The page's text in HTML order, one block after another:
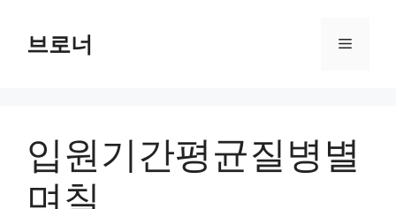
브로너 메
입원기간평균질병별
며칠